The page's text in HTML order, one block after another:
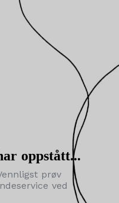
oppstått...
prøv
ved